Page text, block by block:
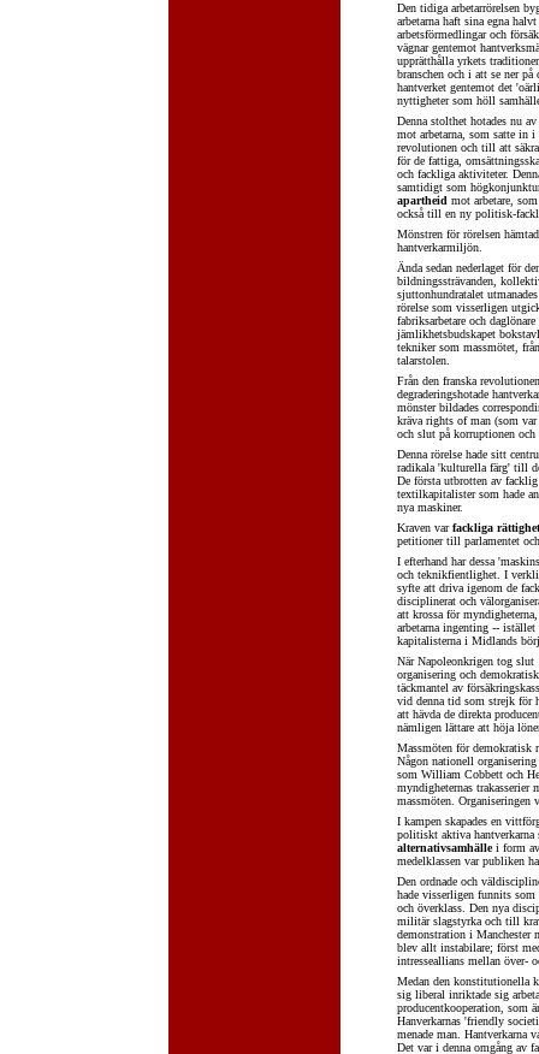
Den tidiga arbetarrörelsen
arbetarna haft sina egna
arbetsförmedlingar och
vägnar gentemot
upprätthålla yrkets
branschen och i att se ner
hantverket gentemot det
nyttigheter som höll
Denna stolthet hotades nu
mot arbetarna, som satte in
revolutionen och till att
för de fattiga,
och fackliga aktiviteter.
samtidigt som
apartheid mot arbetare,
också till en ny politisk-
Mönstren för rörelsen
hantverkarmiljön.
Ända sedan nederlaget för
bildningssträvanden,
sjuttonhundratalet
rörelse som visserligen
fabriksarbetare och
jämlikhetsbudskapet
tekniker som massmötet,
talarstolen.
Från den franska
degraderingshotade
mönster bildades
kräva rights of man (som
och slut på korruptionen
Denna rörelse hade sitt
radikala 'kulturella färg' till
De första utbrotten av
textilkapitalister som hade
nya maskiner.
Kraven varfackliga
petitioner till parlamentet
I efterhand har dessa
och teknikfientlighet. I
syfte att driva igenom de
disciplinerat och
att krossa för
arbetarna ingenting --
kapitalisterna i Midlands
När Napoleonkrigen tog
organisering och
täckmantel av
vid denna tid som strejk för
att hävda de direkta
nämligen lättare att höja
Massmöten för demokratisk
Någon nationell
som William Cobbett och
myndigheternas
massmöten. Organiseringen
I kampen skapades en
politiskt aktiva
alternativsamhällei form av
medelklassen var publiken
Den ordnade och
hade visserligen funnits
och överklass. Den nya
militär slagstyrka och till
demonstration i Manchester
blev allt instabilare; först
intresseallians mellan över-
Medan den konstitutionella
sig liberal inriktade sig
producentkooperation, som
Hanverkarnas 'friendly
menade man. Hantverkarna
Det var i denna omgång av